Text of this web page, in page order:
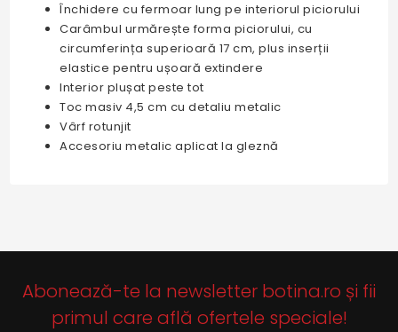
Închidere cu fermoar lung pe interiorul piciorului
Carâmbul urmărește forma piciorului, cu
circumferința superioară 17 cm, plus inserții
elastice pentru ușoară extindere
Interior plușat peste tot
Toc masiv 4,5 cm cu detaliu metalic
Vârf rotunjit
Accesoriu metalic aplicat la gleznă
Abonează-te la newsletter botina.ro și fii
primul care află ofertele speciale!